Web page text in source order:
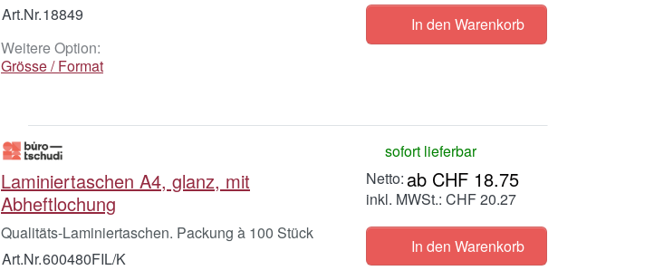
Art.Nr.18849
Weitere Option:
Grösse / Format
In den Warenkorb
Laminiertaschen A4, glanz, mit
Abheftlochung
Qualitäts-Laminiertaschen. Packung à 100 Stück
Art.Nr.600480FIL/K
sofort lieferbar
ab CHF 18.75
inkl. MWSt.: CHF 20.27
In den Warenkorb